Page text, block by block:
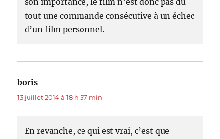
son importance, le film n’est donc pas du
tout une commande consécutive à un échec
d’un film personnel.
boris
13 juillet 2014 à 18 h 57 min
En revanche, ce qui est vrai, c’est que